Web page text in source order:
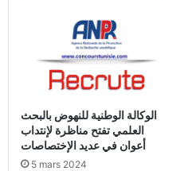
الوكالة الوطنية للنهوض بالبحث
العلمي تفتح مناظرة لإنتداب
أعوان في عديد الإختصاصات
5 mars 2024